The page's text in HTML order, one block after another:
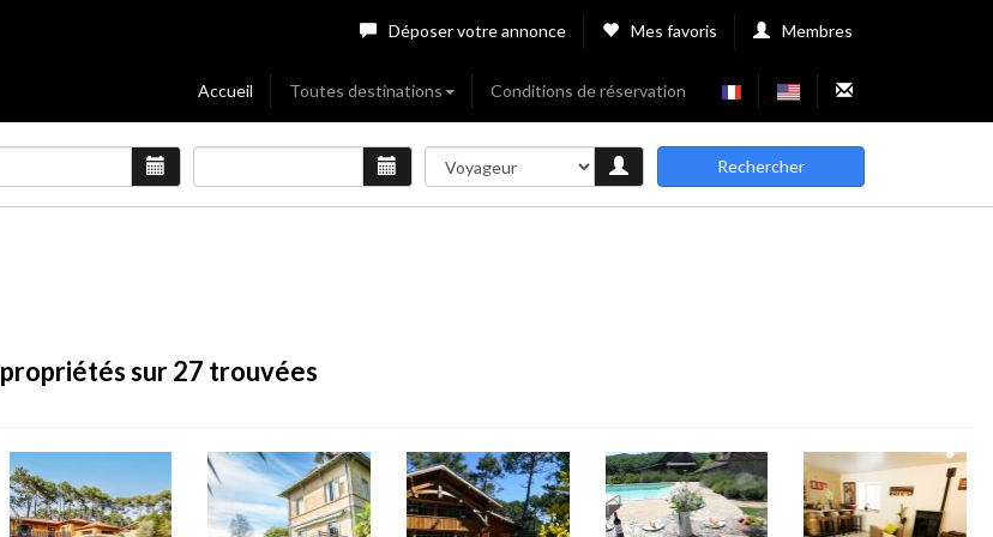
Déposer votre annonce Mes favoris Membres
Accueil Toutes destinations Conditions de réservation
Rechercher
propriétés sur 27 trouvées